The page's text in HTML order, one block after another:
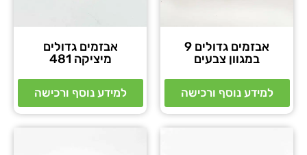
אבזמים גדולים 9
במגוון צבעים
למידע נוסף ורכישה
אבזמים גדולים
מיציקה 481
למידע נוסף ורכישה